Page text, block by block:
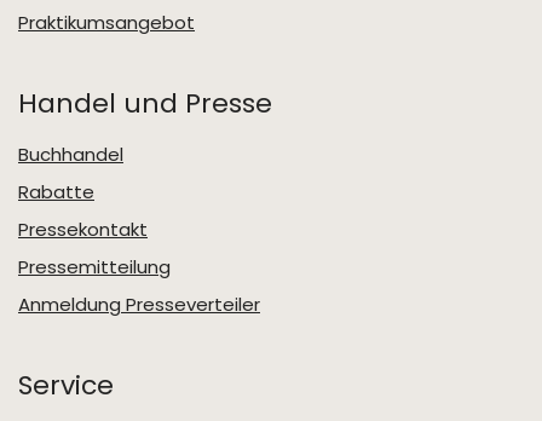
Praktikumsangebot
Handel und Presse
Buchhandel
Rabatte
Pressekontakt
Pressemitteilung
Anmeldung Presseverteiler
Service